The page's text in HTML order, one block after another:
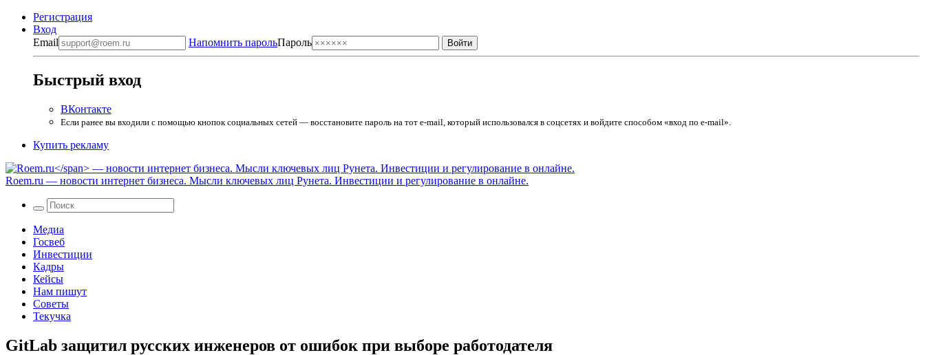
Регистрация
Вход
Email
Напомнить парольПароль
Быстрый вход
ВКонтакте
Если ранее вы входили с помощью кнопок социальных сетей — восстановите пароль на тот e-mail, который использовался в соцсетях и войдите способом «вход по e-mail».
Купить рекламу
Roem.ru — новости интернет бизнеса. Мысли ключевых лиц Рунета. Инвестиции и регулирование в онлайне.
Медиа
Госвеб
Инвестиции
Кадры
Кейсы
Нам пишут
Советы
Текучка
GitLab защитил русских инженеров от ошибок при выборе работодателя